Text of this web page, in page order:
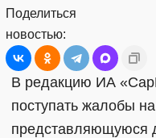
Поделиться
новостью:
В редакцию ИА
поступать жалобы
представляющуюся